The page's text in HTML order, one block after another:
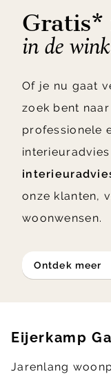
Gratis*
in de
Of je nu gaat
zoek bent
professionele
onze klanten,
woonwensen.
ontdek meer
Eijerkamp
Jarenlang